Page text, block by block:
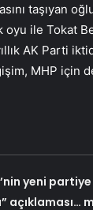
taşıyan
oyu ile Tokat
AK Parti
MHP için
yeni
açıklaması…